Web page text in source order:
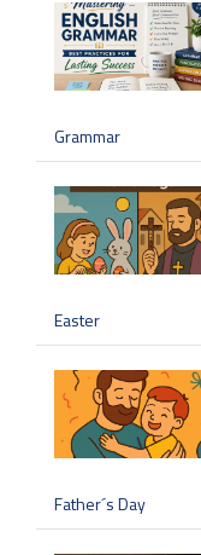
Grammar
Easter
Father´s Day